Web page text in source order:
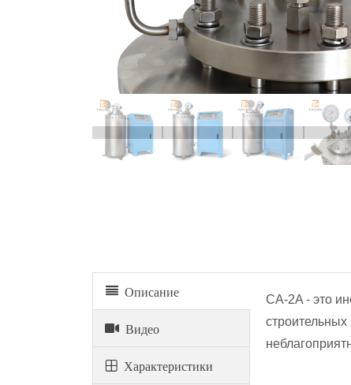
Описание
Видео
Xарактеристики
CA-2A - это